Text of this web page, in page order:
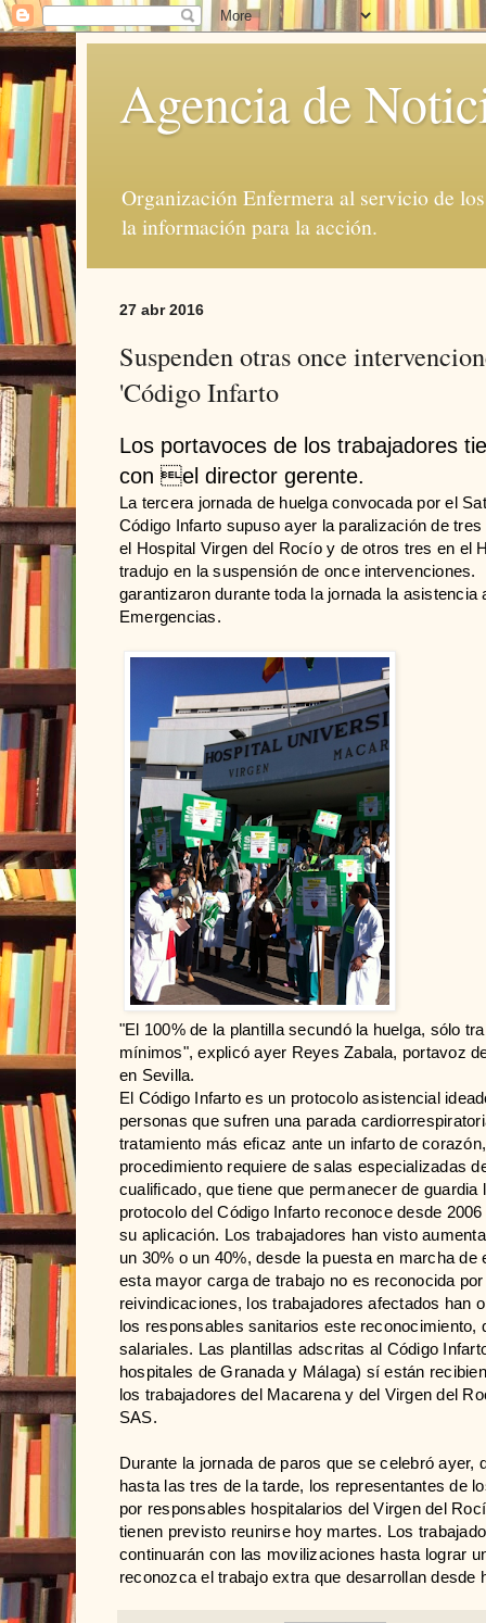
Agencia de
Organización Enfermera al servicio de
la información para la acción.
27 abr 2016
Suspenden otras once
'Código Infarto
Los portavoces de los trabajadores
con el director gerente.
La tercera jornada de huelga convocada por el
Código Infarto supuso ayer la paralización de
el Hospital Virgen del Rocío y de otros tres en el
tradujo en la suspensión de once
garantizaron durante toda la jornada la
Emergencias.
"El 100% de la plantilla secundó la huelga, sólo
mínimos", explicó ayer Reyes Zabala, portavoz
en Sevilla.
El Código Infarto es un protocolo asistencial
personas que sufren una parada
tratamiento más eficaz ante un infarto de
procedimiento requiere de salas especializadas
cualificado, que tiene que permanecer de
protocolo del Código Infarto reconoce desde
su aplicación. Los trabajadores han visto
un 30% o un 40%, desde la puesta en marcha
esta mayor carga de trabajo no es reconocida
reivindicaciones, los trabajadores afectados han
los responsables sanitarios este reconocimiento,
salariales. Las plantillas adscritas al Código
hospitales de Granada y Málaga) sí están
los trabajadores del Macarena y del Virgen del
SAS.
Durante la jornada de paros que se celebró ayer,
hasta las tres de la tarde, los representantes de
por responsables hospitalarios del Virgen del
tienen previsto reunirse hoy martes. Los
continuarán con las movilizaciones hasta lograr
reconozca el trabajo extra que desarrollan desde